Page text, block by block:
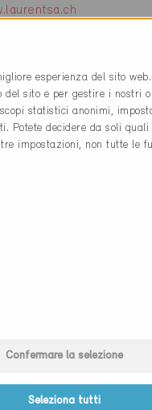
- Office romand de
sur-Lausanne
e.ch
esperienza del sito
del sito e per gestire i nostri
statistici anonimi,
Potete decidere da soli
impostazioni, non tutte le
Confermare la selezione
Seleziona tutti